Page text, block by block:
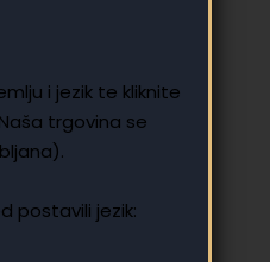
i jezik te kliknite
trgovina se
postavili jezik: